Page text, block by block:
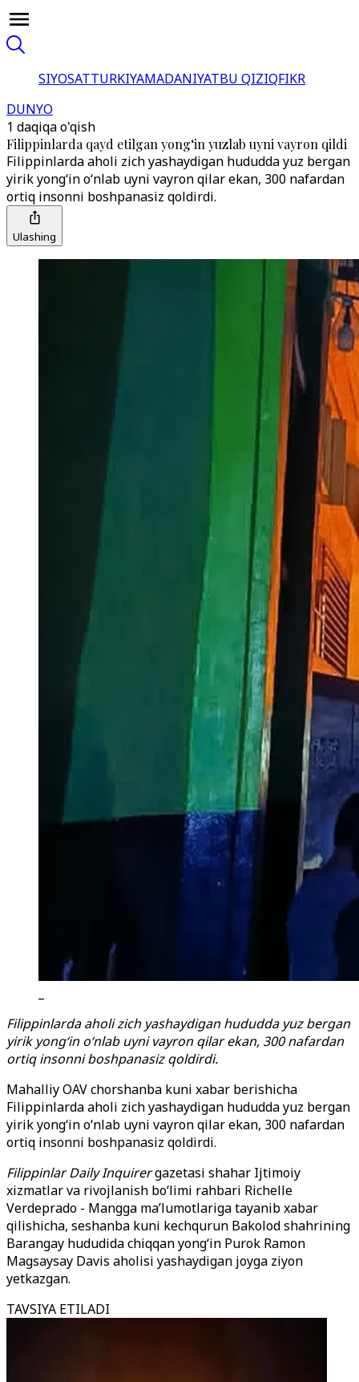
SIYOSATTURKIYAMADANIYATBU QIZIQFIKR
DUNYO
1 daqiqa o'qish
Filippinlarda qayd etilgan yong‘in yuzlab uyni vayron qildi
Filippinlarda aholi zich yashaydigan hududda yuz bergan
yirik yong‘in o‘nlab uyni vayron qilar ekan, 300 nafardan
ortiq insonni boshpanasiz qoldirdi.
Ulashing
Filippinlarda aholi zich yashaydigan hududda yuz bergan
yirik yong‘in o‘nlab uyni vayron qilar ekan, 300 nafardan
ortiq insonni boshpanasiz qoldirdi.
Mahalliy OAV chorshanba kuni xabar berishicha
Filippinlarda aholi zich yashaydigan hududda yuz bergan
yirik yong‘in o‘nlab uyni vayron qilar ekan, 300 nafardan
ortiq insonni boshpanasiz qoldirdi.
Filippinlar Daily Inquirergazetasi shahar Ijtimoiy
xizmatlar va rivojlanish bo‘limi rahbari Richelle
Verdeprado - Mangga ma’lumotlariga tayanib xabar
qilishicha, seshanba kuni kechqurun Bakolod shahrining
Barangay hududida chiqqan yong‘in Purok Ramon
Magsaysay Davis aholisi yashaydigan joyga ziyon
yetkazgan.
TAVSIYA ETILADI